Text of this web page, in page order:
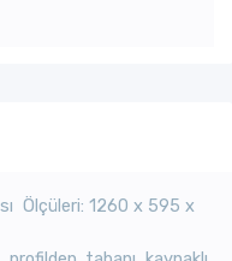
Ölçüleri: 1260 x 595 x